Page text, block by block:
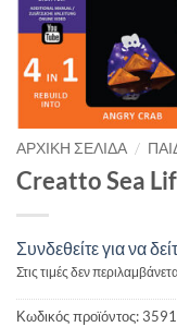
ΑΡΧΙΚΉ ΣΕΛΊΔΑ /
Creatto Sea
Συνδεθείτε για να
Στις τιμές δεν
Κωδικός προϊόντος:3591